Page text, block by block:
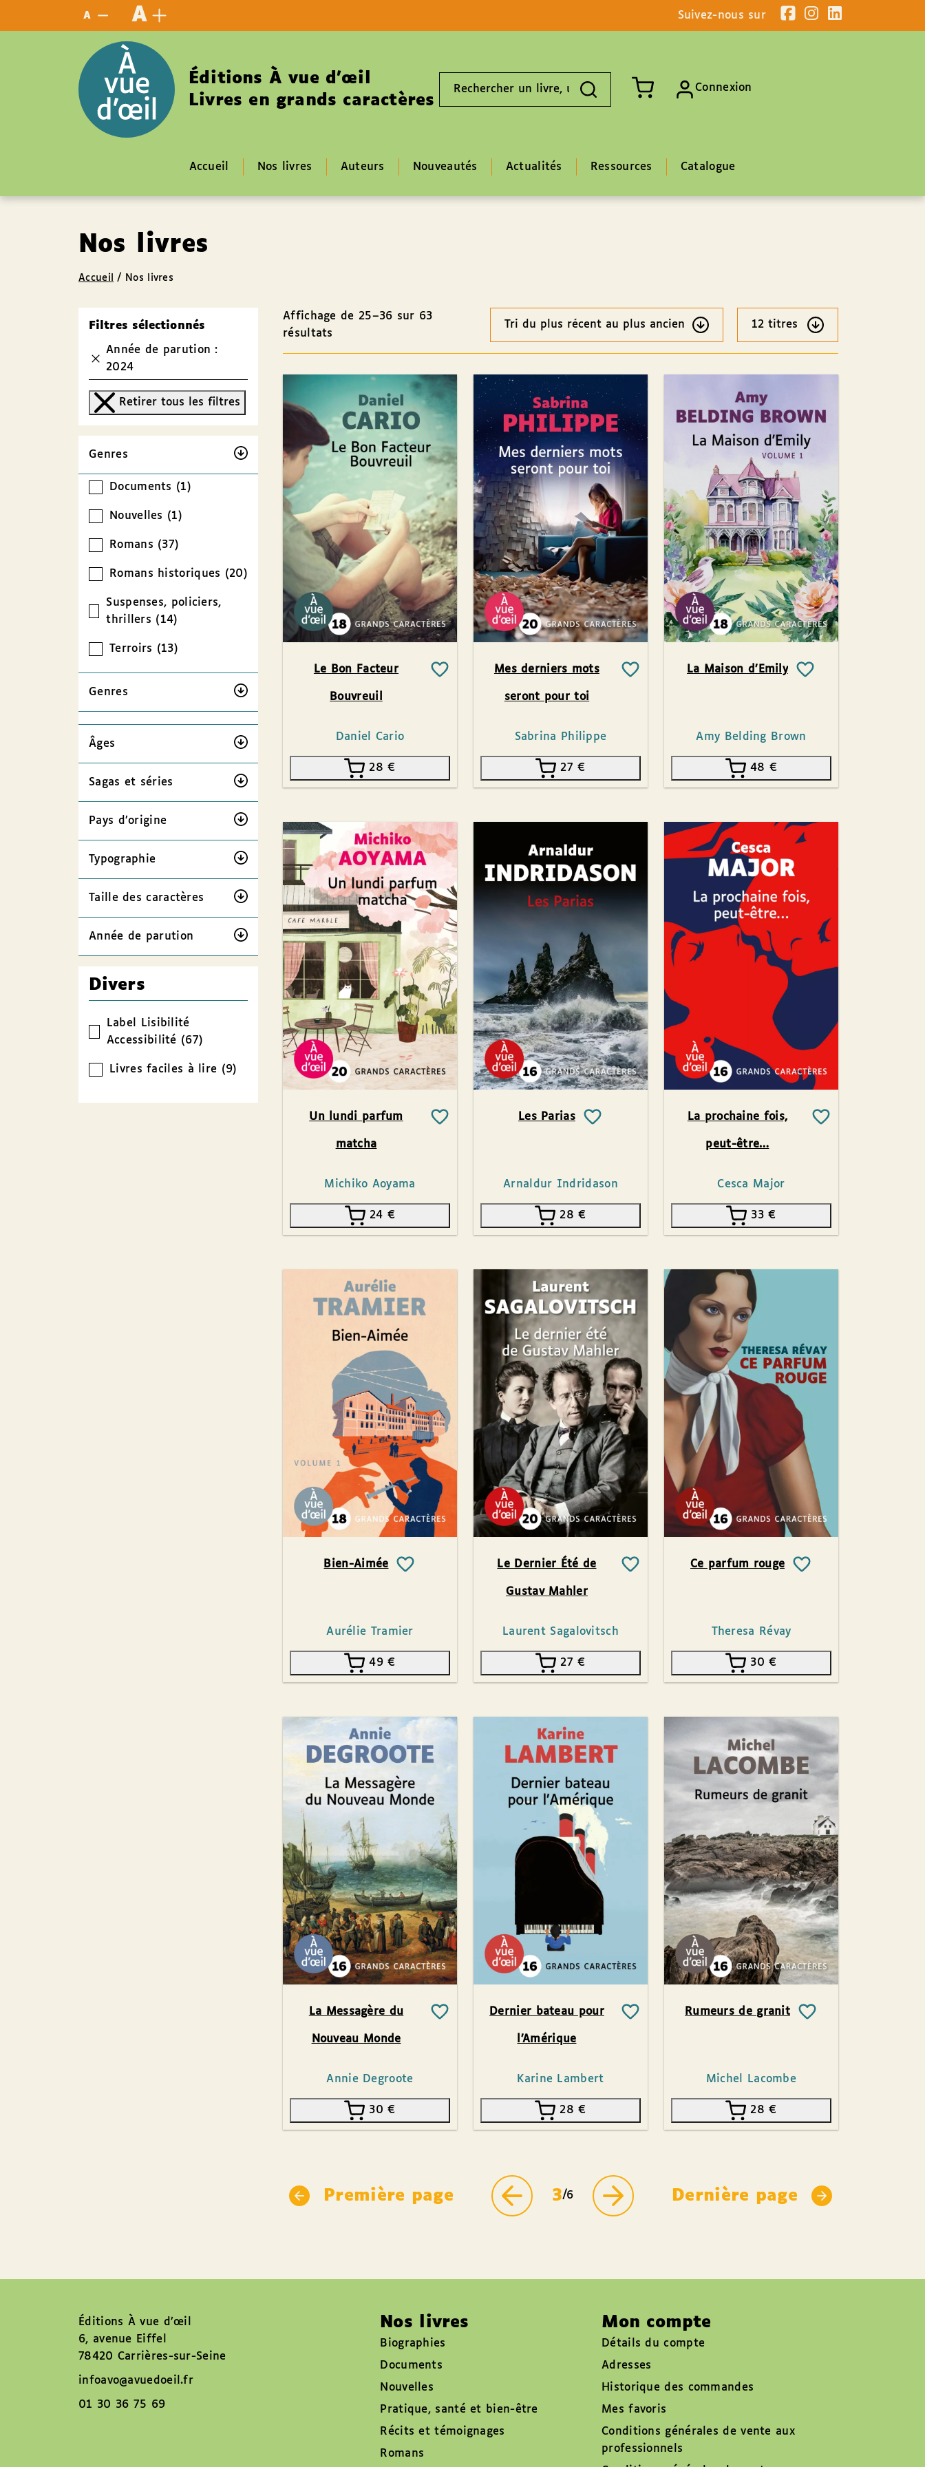
A A Suivez-nous sur
Éditions À vue d’œil
Livres en grands caractères livre,
Connexion
Accueil Nos livres Auteurs Nouveautés Actualités Ressources Catalogue
Nos livres
Accueil / Nos livres
Filtres sélectionnés
Année de parution :
2024
Retirer tous les filtres
Genres
Documents (1)
Nouvelles (1)
Romans (37)
Romans historiques (20)
Suspenses, policiers,
thrillers (14)
Terroirs (13)
Genres
Âges
Sagas et séries
Pays d’origine
Typographie
Taille des caractères
Année de parution
Divers
Label Lisibilité
Accessibilité (67)
Livres faciles à lire (9)
Affichage de 25–36 sur 63
résultats
Ordre
Le Bon Facteur
Bouvreuil
Daniel Cario
28€
Mes derniers mots
seront pour toi
Sabrina Philippe
27€
La Maison d’Emily
Amy Belding Brown
48 €
Un lundi parfum
matcha
Michiko Aoyama
24 €
Les Parias
Arnaldur Indridason
28€
La prochaine fois,
peut-être…
Cesca Major
33€
Bien-Aimée
Aurélie Tramier
49€
Le Dernier Été de
Gustav Mahler
Laurent Sagalovitsch
27€
Ce parfum rouge
Theresa Révay
30€
La Messagère du
Nouveau Monde
Annie Degroote
30€
Dernier bateau pour
l’Amérique
Karine Lambert
28€
Rumeurs de granit
Michel Lacombe
28€
Première page 3/6 Dernière page
Éditions À vue d’œil
6, avenue Eiffel
78420 Carrières-sur-Seine
infoavo@avuedoeil.fr
01 30 36 75 69
Nos livres
Biographies
Documents
Nouvelles
Pratique, santé et bien-être
Récits et témoignages
Romans
Mon compte
Détails du compte
Adresses
Historique des commandes
Mes favoris
Conditions générales de vente aux
professionnels
Panneau de gestion des cookies